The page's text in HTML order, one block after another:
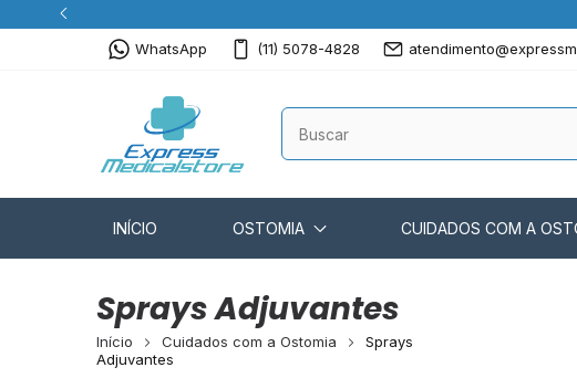
WhatsApp (11) 5078-4828
INÍCIO OSTOMIA CUIDADOS COM A
Sprays Adjuvantes
Início Cuidados com a Ostomia
Sprays
Adjuvantes